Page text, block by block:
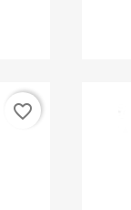
favorite_border